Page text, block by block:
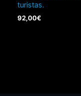
turistas.
92,00€